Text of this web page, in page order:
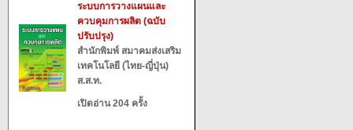
ระบบการวางแผนและ
ควบคุมการผลิต (ฉบับ
ปรับปรุง)
สำนักพิมพ์ สมาคมส่งเสริม
เทคโนโลยี (ไทย-ญี่ปุ่น)
ส.ส.ท.
เปิดอ่าน 204 ครั้ง